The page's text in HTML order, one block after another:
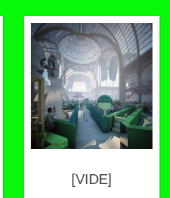
[VIDE]